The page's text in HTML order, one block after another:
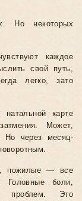
Но некоторых
каждое
свой путь,
легко, зато
карте
Может,
Но через месяц-
пожилые — все
Головные боли,
проблем. Это